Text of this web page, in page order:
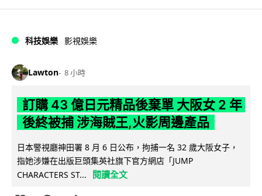
科技娛樂 影視娛樂
Lawton 8 小時
訂購 43 億日元精品後棄單 大阪女 2 年
後終被捕 涉海賊王,火影周邊產品
日本警視廳神田署 8 月 6 日公布，拘捕一名 32 歲大阪女子，
指她涉嫌在出版巨頭集英社旗下官方網店「JUMP
CHARACTERS ST...
閱讀全文